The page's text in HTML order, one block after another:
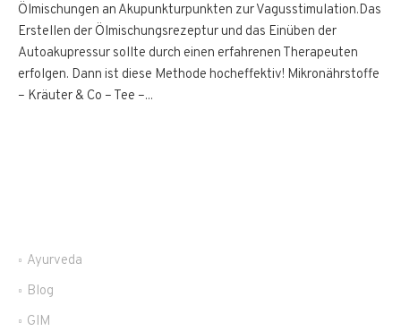
Ölmischungen an Akupunkturpunkten zur Vagusstimulation.Das
Erstellen der Ölmischungsrezeptur und das Einüben der
Autoakupressur sollte durch einen erfahrenen Therapeuten
erfolgen. Dann ist diese Methode hocheffektiv! Mikronährstoffe
– Kräuter & Co – Tee –...
Ayurveda
Blog
GIM